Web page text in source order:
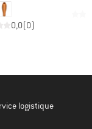
0,0(0)
logistique